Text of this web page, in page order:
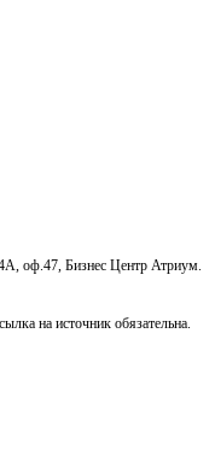
оф.47, Бизнес Центр Атриум.
на источник обязательна.